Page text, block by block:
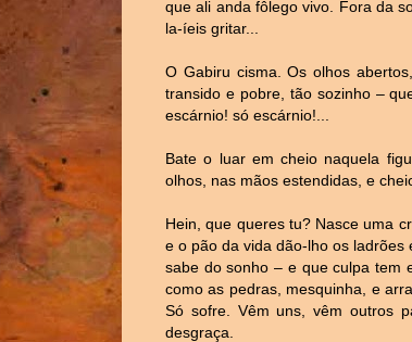
que ali anda fôlego vivo. Fora da
la-íeis gritar...
O Gabiru cisma. Os olhos
transido e pobre, tão sozinho –
escárnio! só escárnio!...
Bate o luar em cheio naquela
olhos, nas mãos estendidas, e
Hein, que queres tu? Nasce uma
e o pão da vida dão-lho os
sabe do sonho – e que culpa tem
como as pedras, mesquinha, e
Só sofre. Vêm uns, vêm outros
desgraça.